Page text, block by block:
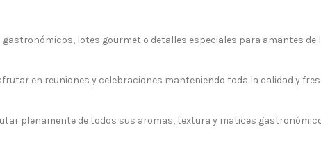
lotes gourmet o detalles especiales para amantes de
en reuniones y celebraciones manteniendo toda la calidad y
plenamente de todos sus aromas, textura y matices